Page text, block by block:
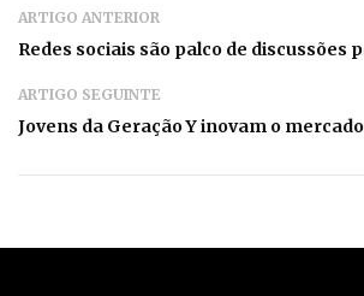
ARTIGO ANTERIOR
Redes sociais são palco de discussões
ARTIGO SEGUINTE
Jovens da Geração Y inovam o